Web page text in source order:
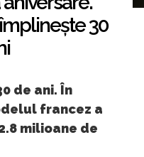
30
de ani. În
francez a
milioane de